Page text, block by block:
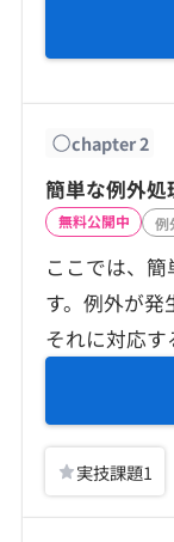
chapter2
簡単な例外処
無料公開中 例
ここでは、
す。例外が発
それに対応す
実技課題1